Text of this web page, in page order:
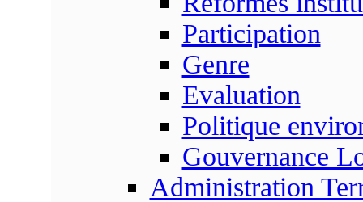
Participation
Genre
Evaluation
Politique
Gouvernance
Administration